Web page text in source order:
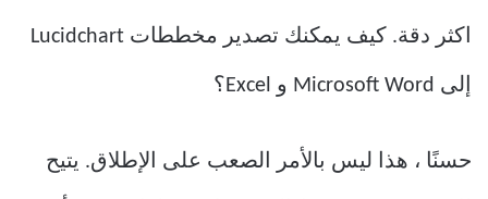
اكثر دقة. كيف يمكنك تصدير مخططات Lucidchart
إلى Microsoft Word و Excel؟
حسنًا ، هذا ليس بالأمر الصعب على الإطلاق. يتيح